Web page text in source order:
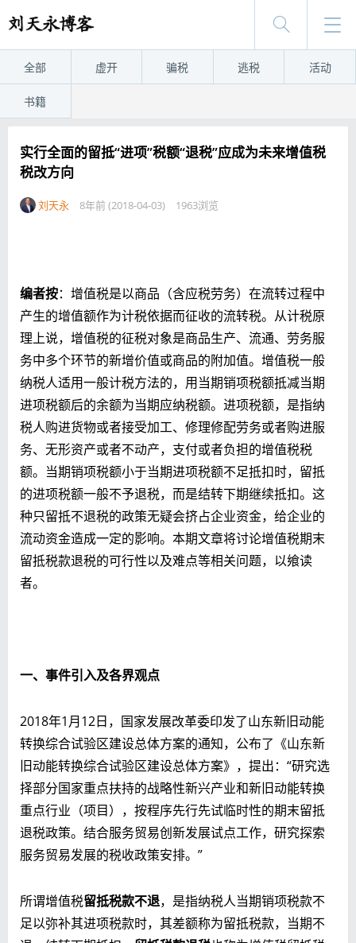
全部 虚开 骗税 逃税 活动
书籍
实行全面的留抵“进项”税额“退税”应成为未来增值税
税改方向
刘天永 8年前 (2018-04-03) 1963浏览
编者按：增值税是以商品（含应税劳务）在流转过程中
产生的增值额作为计税依据而征收的流转税。从计税原
理上说，增值税的征税对象是商品生产、流通、劳务服
务中多个环节的新增价值或商品的附加值。增值税一般
纳税人适用一般计税方法的，用当期销项税额抵减当期
进项税额后的余额为当期应纳税额。进项税额，是指纳
税人购进货物或者接受加工、修理修配劳务或者购进服
务、无形资产或者不动产，支付或者负担的增值税税
额。当期销项税额小于当期进项税额不足抵扣时，留抵
的进项税额一般不予退税，而是结转下期继续抵扣。这
种只留抵不退税的政策无疑会挤占企业资金，给企业的
流动资金造成一定的影响。本期文章将讨论增值税期末
留抵税款退税的可行性以及难点等相关问题，以飨读
者。
一、事件引入及各界观点
2018年1月12日，国家发展改革委印发了山东新旧动能
转换综合试验区建设总体方案的通知，公布了《山东新
旧动能转换综合试验区建设总体方案》，提出：“研究选
择部分国家重点扶持的战略性新兴产业和新旧动能转换
重点行业（项目），按程序先行先试临时性的期末留抵
退税政策。结合服务贸易创新发展试点工作，研究探索
服务贸易发展的税收政策安排。”
所谓增值税留抵税款不退，是指纳税人当期销项税款不
足以弥补其进项税款时，其差额称为留抵税款，当期不